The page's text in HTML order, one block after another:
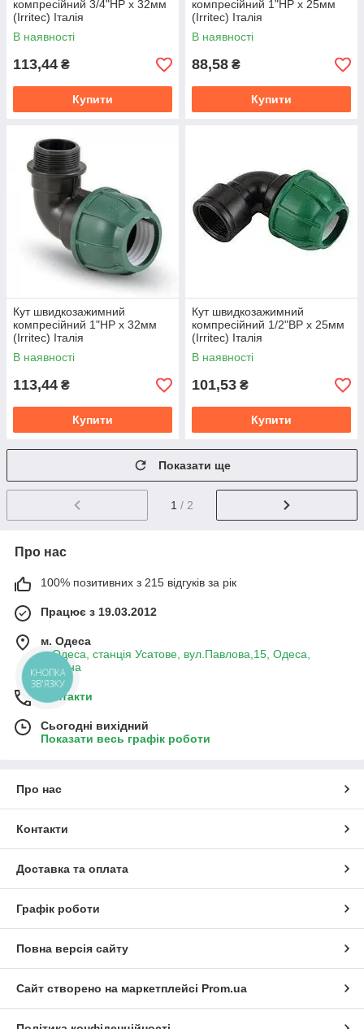
компресійний 3/4"НР х 32мм
(Irritec) Італія
В наявності
113,44 ₴
Купити
компресійний 1"НР х 25мм
(Irritec) Італія
В наявності
88,58 ₴
Купити
Кут швидкозажимний
компресійний 1"НР х 32мм
(Irritec) Італія
В наявності
113,44 ₴
Купити
Кут швидкозажимний
компресійний 1/2"ВР х 25мм
(Irritec) Італія
В наявності
101,53 ₴
Купити
Показати ще
1 / 2
Про нас
100% позитивних з 215 відгуків за рік
Працює з 19.03.2012
м. Одеса
м.Одеса, станція Усатове, вул.Павлова,15, Одеса,
Україна
Контакти
Сьогодні вихідний
Показати весь графік роботи
Про нас
Контакти
Доставка та оплата
Графік роботи
Повна версія сайту
Сайт створено на маркетплейсі Prom.ua
КНОПКА
ЗВ'ЯЗКУ